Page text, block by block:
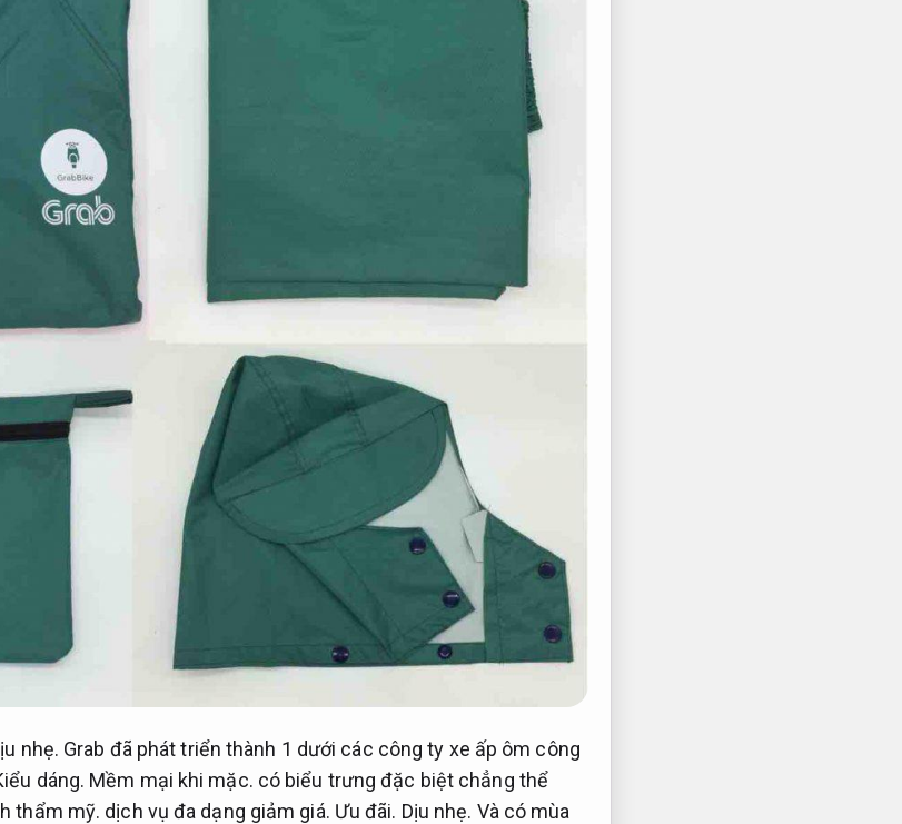
nhẹ. Grab đã phát triển thành 1 dưới các công ty xe ấp ôm công
dáng. Mềm mại khi mặc. có biểu trưng đặc biệt chẳng thể
thẩm mỹ. dịch vụ đa dạng giảm giá. Ưu đãi. Dịu nhẹ. Và có mùa